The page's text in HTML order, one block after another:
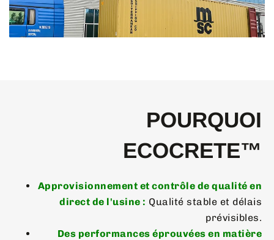
POURQUOI
ECOCRETE™
Approvisionnement et contrôle de qualité en
direct de l'usine : Qualité stable et délais
prévisibles.
Des performances éprouvées en matière